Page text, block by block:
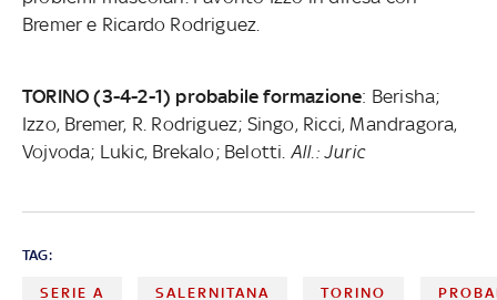
Bremer e Ricardo Rodriguez.
TORINO (3-4-2-1) probabile formazione: Berisha;
Izzo, Bremer, R. Rodriguez; Singo, Ricci, Mandragora,
Vojvoda; Lukic, Brekalo; Belotti. All.: Juric
TAG:
SERIE A SALERNITANA TORINO